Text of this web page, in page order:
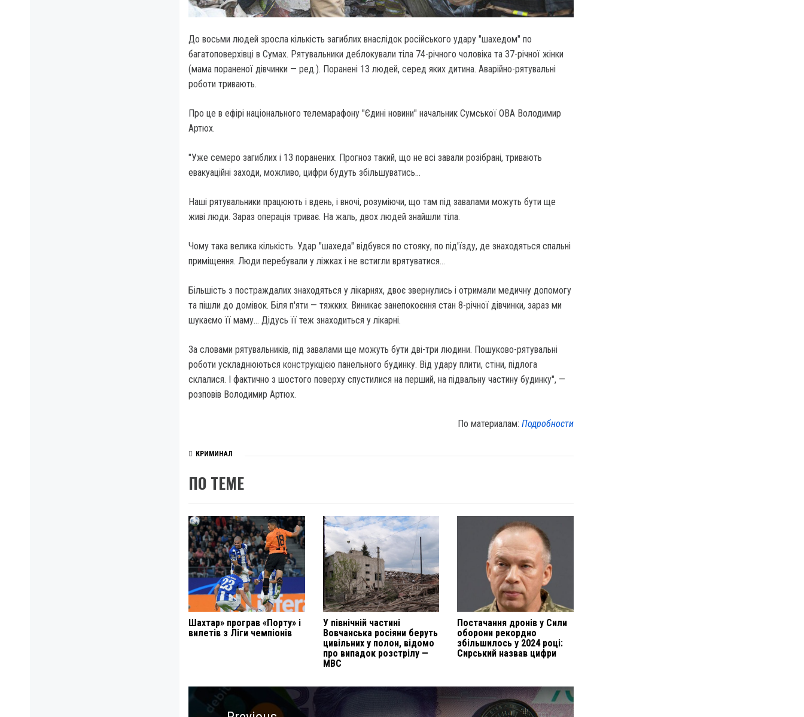
​До восьми людей зросла кількість загиблих внаслідок російського удару "шахедом" по
багатоповерхівці в Сумах. Рятувальники деблокували тіла 74-річного чоловіка та 37-річної жінки
(мама пораненої дівчинки — ред.). Поранені 13 людей, серед яких дитина. Аварійно-рятувальні
роботи тривають.
Про це в ефірі національного телемарафону "Єдині новини" начальник Сумської ОВА Володимир
Артюх.
"Уже семеро загиблих і 13 поранених. Прогноз такий, що не всі завали розібрані, тривають
евакуаційні заходи, можливо, цифри будуть збільшуватись…
Наші рятувальники працюють і вдень, і вночі, розуміючи, що там під завалами можуть бути ще
живі люди. Зараз операція триває. На жаль, двох людей знайшли тіла.
Чому така велика кількість. Удар "шахеда" відбувся по стояку, по під'їзду, де знаходяться спальні
приміщення. Люди перебували у ліжках і не встигли врятуватися…
Більшість з постраждалих знаходяться у лікарнях, двоє звернулись і отримали медичну допомогу
та пішли до домівок. Біля п'яти — тяжких. Виникає занепокоєння стан 8-річної дівчинки, зараз ми
шукаємо її маму… Дідусь її теж знаходиться у лікарні.
За словами рятувальників, під завалами ще можуть бути дві-три людини. Пошуково-рятувальні
роботи ускладнюються конструкцією панельного будинку. Від удару плити, стіни, підлога
склалися. І фактично з шостого поверху спустилися на перший, на підвальну частину будинку", —
розповів Володимир Артюх.
По материалам:Подробности
КРИМИНАЛ
ПО ТЕМЕ
Шахтар» програв «Порту» і
вилетів з Ліги чемпіонів
У північній частині
Вовчанська росіяни беруть
цивільних у полон, відомо
про випадок розстрілу —
МВС
Постачання дронів у Сили
оборони рекордно
збільшилось у 2024 році:
Сирський назвав цифри
Навигация